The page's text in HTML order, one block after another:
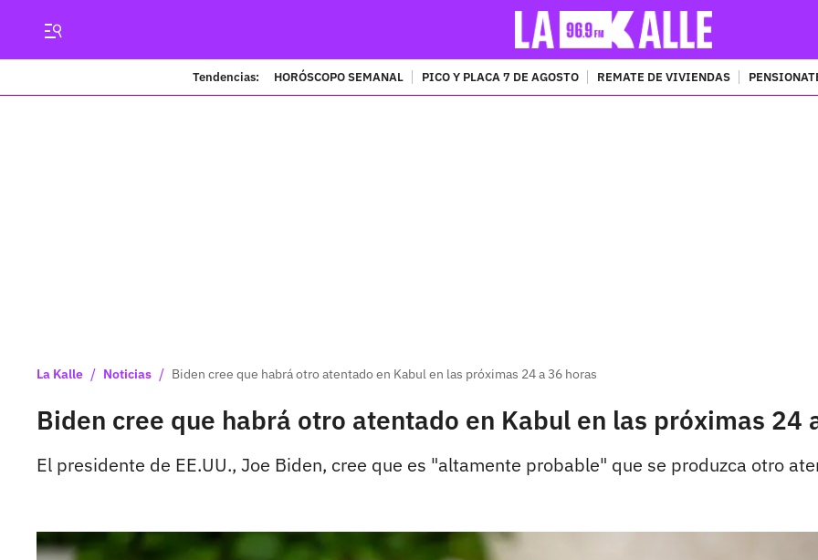
Tendencias: HORÓSCOPO SEMANAL PICO Y PLACA 7 DE AGOSTO REMATE DE VIVIENDAS
La Kalle / Noticias / Biden cree que habrá otro atentado en Kabul en las próximas 24 a 36 horas
Biden cree que habrá otro atentado en Kabul en las próximas 24
El presidente de EE.UU., Joe Biden, cree que es "altamente probable" que se produzca otro